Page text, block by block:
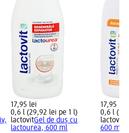
17,95 lei
0,6 l (29,92 lei pe 1 l)
lactovitGel de duș cu
lactourea, 600 ml
17,95 lei
0,6 l
lactovit
600 ml